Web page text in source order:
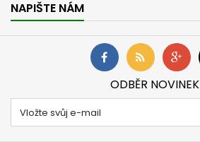
NAPIŠTE NÁM
ODBĚR NOVINEK